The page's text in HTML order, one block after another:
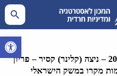
פתח
ציונות 2000 – ניצה (קלינר) קסיר – פריון
מקרו במשק הישראלי